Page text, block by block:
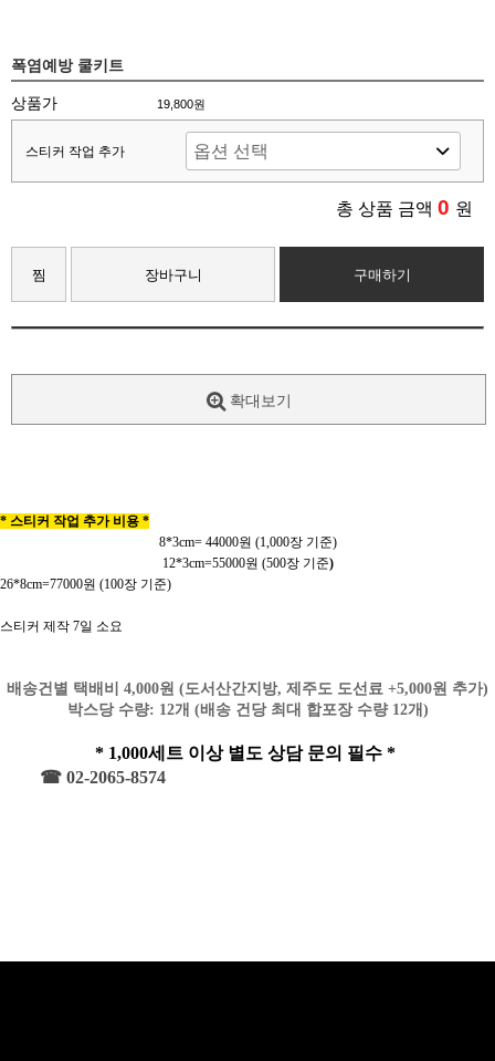
폭염예방 쿨키트
상품가 19,800원
스티커 작업 추가
총 상품 금액 0 원
찜 장바구니 구매하기
확대보기
* 스티커 작업 추가 비용 *
8*3cm= 44000원 (1,000장 기준)
12*3cm=55000원 (500장 기준)
26*8cm=77000원 (100장 기준)
스티커 제작 7일 소요
배송건별 택배비 4,000원 (도서산간지방, 제주도 도선료 +5,000원 추가)
박스당 수량: 12개 (배송 건당 최대 합포장 수량 12개)
* 1,000세트 이상 별도 상담 문의 필수 *
☎ 02-2065-8574